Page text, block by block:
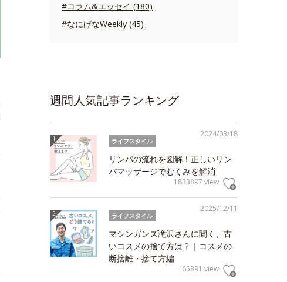
#コラム&エッセイ (180)
#なにげなWeekly (45)
週間人気記事ランキング
2024/03/18
ライフスタイル
リンパの流れを図解！正しいリン
パマッサージでむくみを解消
1833897 view
2025/12/11
ライフスタイル
マシンガンズ滝沢さんに聞く、古
いコスメの捨て方は？｜コスメの
断捨離・捨て方編
65891 view